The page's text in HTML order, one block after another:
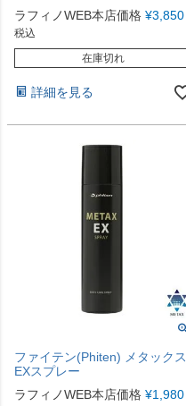
ラフィノWEB本店価格 ¥3,850
税込
在庫切れ
詳細を見る
ファイテン(Phiten) メタックス
EXスプレー
ラフィノWEB本店価格 ¥1,980